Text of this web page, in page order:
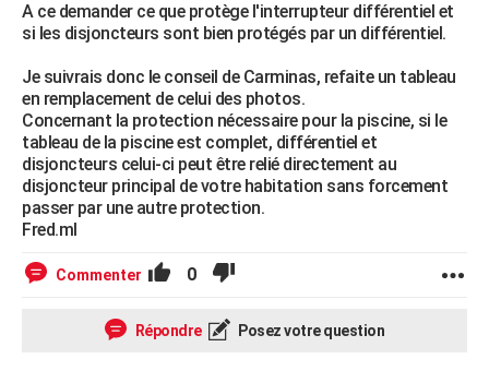
A ce demander ce que protège l'interrupteur différentiel et
si les disjoncteurs sont bien protégés par un différentiel.
Je suivrais donc le conseil de Carminas, refaite un tableau
en remplacement de celui des photos.
Concernant la protection nécessaire pour la piscine, si le
tableau de la piscine est complet, différentiel et
disjoncteurs celui-ci peut être relié directement au
disjoncteur principal de votre habitation sans forcement
passer par une autre protection.
Fred.ml
Commenter 0
Répondre Posez votre question